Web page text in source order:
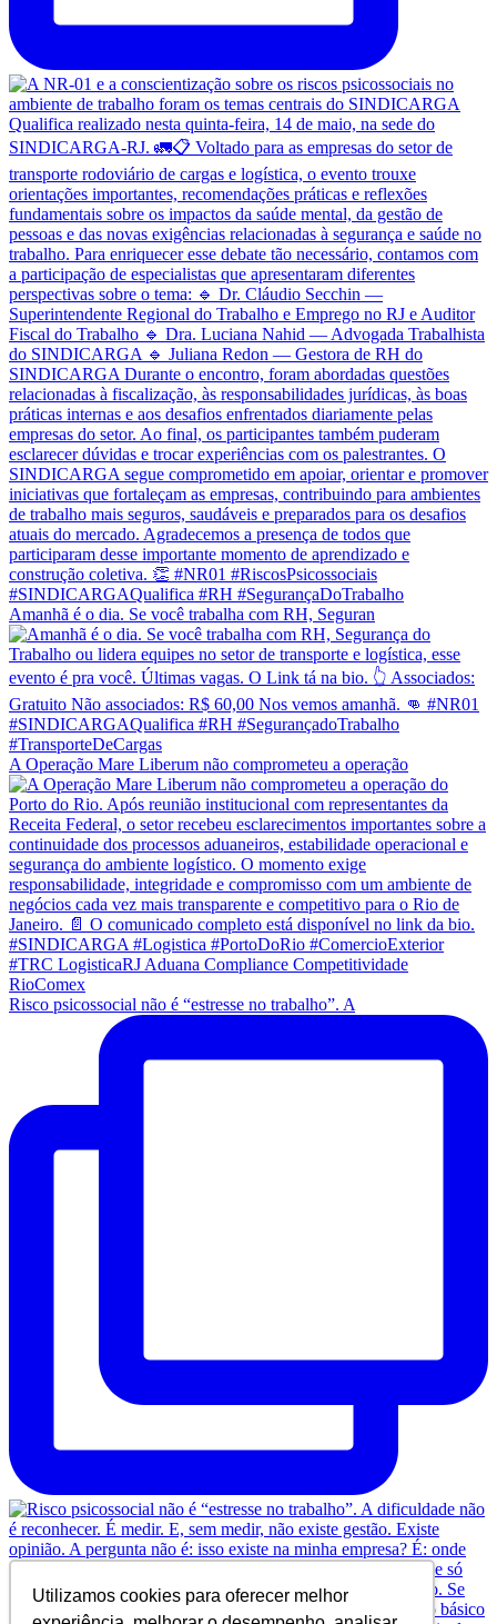
Utilizamos cookies para oferecer melhor
Amanhã é o dia. Se você trabalha com RH, Seguran
A Operação Mare Liberum não comprometeu a operação
Risco psicossocial não é “estresse no trabalho”. A